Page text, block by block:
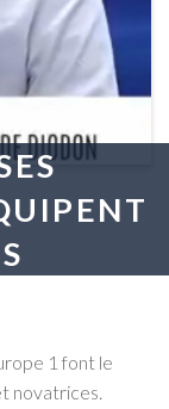
1 font le
novatrices.